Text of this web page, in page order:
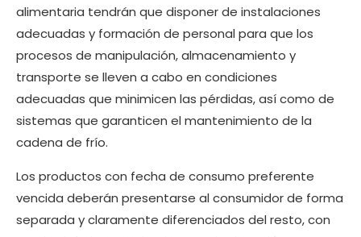
alimentaria tendrán que disponer de instalaciones
adecuadas y formación de personal para que los
procesos de manipulación, almacenamiento y
transporte se lleven a cabo en condiciones
adecuadas que minimicen las pérdidas, así como de
sistemas que garanticen el mantenimiento de la
cadena de frío.
Los productos con fecha de consumo preferente
vencida deberán presentarse al consumidor de forma
separada y claramente diferenciados del resto, con